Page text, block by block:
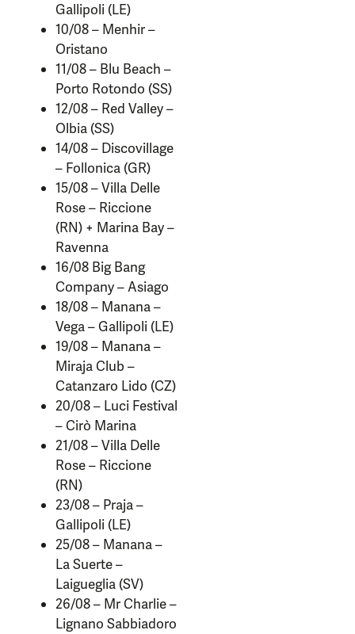
Gallipoli (LE)
10/08 – Menhir –
Oristano
11/08 – Blu Beach –
Porto Rotondo (SS)
12/08 – Red Valley –
Olbia (SS)
14/08 – Discovillage
– Follonica (GR)
15/08 – Villa Delle
Rose – Riccione
(RN) + Marina Bay –
Ravenna
16/08 Big Bang
Company – Asiago
18/08 – Manana –
Vega – Gallipoli (LE)
19/08 – Manana –
Miraja Club –
Catanzaro Lido (CZ)
20/08 – Luci Festival
– Cirò Marina
21/08 – Villa Delle
Rose – Riccione
(RN)
23/08 – Praja –
Gallipoli (LE)
25/08 – Manana –
La Suerte –
Laigueglia (SV)
26/08 – Mr Charlie –
Lignano Sabbiadoro